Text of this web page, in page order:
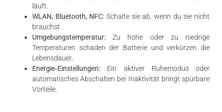
läuft.
WLAN, Bluetooth, NFC: Schalte sie ab, wenn du sie nicht
brauchst.
Umgebungstemperatur: Zu hohe oder zu niedrige
Temperaturen schaden der Batterie und verkürzen die
Lebensdauer.
Energie‑Einstellungen: Ein aktiver Ruhemodus oder
automatisches Abschalten bei Inaktivität bringt spürbare
Vorteile.